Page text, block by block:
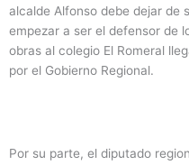
alcalde Alfonso debe dejar de
empezar a ser el defensor de
obras al colegio El Romeral
por el Gobierno Regional.
Por su parte, el diputado